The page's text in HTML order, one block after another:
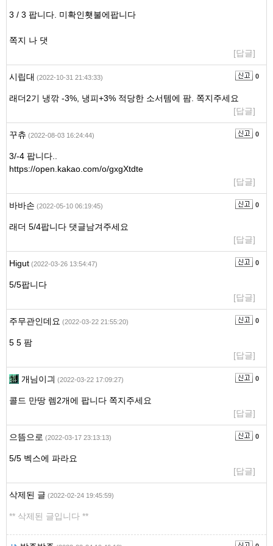
3 / 3 팝니다. 미확인횃불에팝니다
쪽지 나 댓
[답글]
시립대 (2022-10-31 21:43:33) 0
래더2기 냉깎 -3%, 냉피+3% 적당한 소서템에 팜. 쪽지주세요
[답글]
꾸츄 (2022-08-03 16:24:44) 0
3/-4 팝니다..
https://open.kakao.com/o/gxgXtdte
[답글]
바바손 (2022-05-10 06:19:45) 0
래더 5/4팝니다 댓글남겨주세요
[답글]
Higut (2022-03-26 13:54:47) 0
5/5팝니다
[답글]
주무관인데요 (2022-03-22 21:55:20) 0
5 5 팜
[답글]
개님이긔 (2022-03-22 17:09:27) 0
콜드 만땅 렘2개에 팝니다 쪽지주세요
[답글]
으뜸으로 (2022-03-17 23:13:13) 0
5/5 벡스에 파라요
[답글]
삭제된 글 (2022-02-24 19:45:59)
** 삭제된 글입니다 **